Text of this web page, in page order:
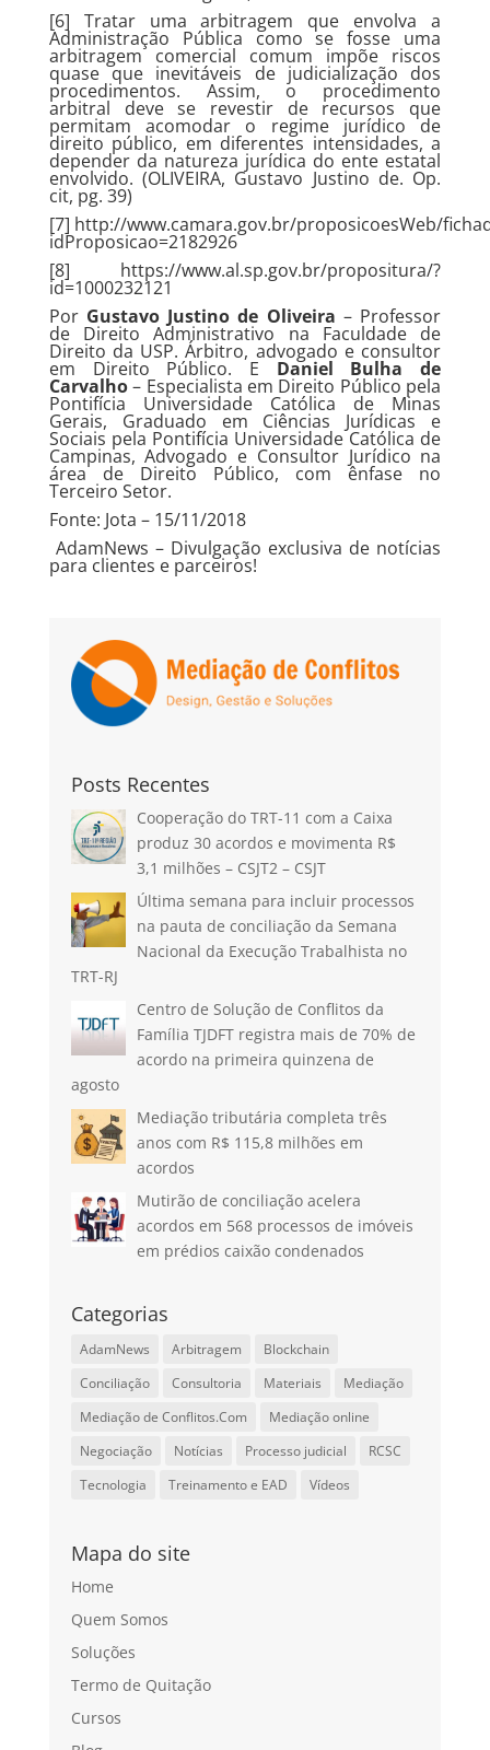
[6] Tratar uma arbitragem que envolva a
Administração Pública como se fosse uma
arbitragem comercial comum impõe riscos
quase que inevitáveis de judicialização dos
procedimentos. Assim, o procedimento
arbitral deve se revestir de recursos que
permitam acomodar o regime jurídico de
direito público, em diferentes intensidades, a
depender da natureza jurídica do ente estatal
envolvido. (OLIVEIRA, Gustavo Justino de. Op.
cit, pg. 39)
[7] http://www.camara.gov.br/proposicoesWeb/
idProposicao=2182926
[8] https://www.al.sp.gov.br/propositura/?
id=1000232121
Por Gustavo Justino de Oliveira – Professor
de Direito Administrativo na Faculdade de
Direito da USP. Árbitro, advogado e consultor
em Direito Público. E Daniel Bulha de
Carvalho– Especialista em Direito Público pela
Pontifícia Universidade Católica de Minas
Gerais, Graduado em Ciências Jurídicas e
Sociais pela Pontifícia Universidade Católica de
Campinas, Advogado e Consultor Jurídico na
área de Direito Público, com ênfase no
Terceiro Setor.
Fonte: Jota – 15/11/2018
AdamNews – Divulgação exclusiva de notícias
para clientes e parceiros!
Posts Recentes
Cooperação do TRT-11 com a Caixa
produz 30 acordos e movimenta R$
3,1 milhões – CSJT2 – CSJT
Última semana para incluir processos
na pauta de conciliação da Semana
Nacional da Execução Trabalhista no
TRT-RJ
Centro de Solução de Conflitos da
Família TJDFT registra mais de 70% de
acordo na primeira quinzena de
agosto
Mediação tributária completa três
anos com R$ 115,8 milhões em
acordos
Mutirão de conciliação acelera
acordos em 568 processos de imóveis
em prédios caixão condenados
Categorias
AdamNews Arbitragem
Blockchain
Conciliação
Consultoria Materiais
Mediação
Mediação de Conflitos.Com
Mediação online
Negociação
Notícias Processo judicial
RCSC
Tecnologia
Treinamento e EAD Vídeos
Mapa do site
Home
Quem Somos
Soluções
Termo de Quitação
Cursos